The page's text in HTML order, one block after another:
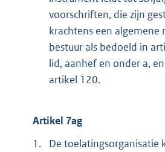
voorschriften, die zijn
krachtens een algemene
bestuur als bedoeld in
lid, aanhef en onder a,
artikel 120.
Artikel 7ag
1.
De toelatingsorganisatie